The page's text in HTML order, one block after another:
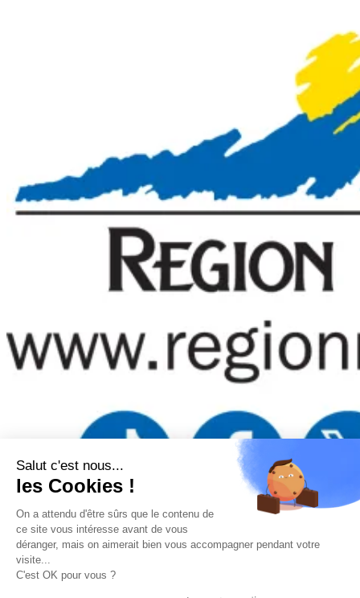
Mentions légales–Politique de confidentialité
des cookies–Remboursements/ Retours – Conditions
générales d’utilisation
“Ce site a été financé à l’aide du FEDER (REACT-UE) dans le
cadre de la réponse de l’Union européenne à la pandémie
COVID-19. L’Europe s’engage à La Réunion”
Salut c'est nous...
les Cookies !
On a attendu d'être sûrs que le contenu de
ce site vous intéresse avant de vous
déranger, mais on aimerait bien vous accompagner pendant votre
visite...
C'est OK pour vous ?